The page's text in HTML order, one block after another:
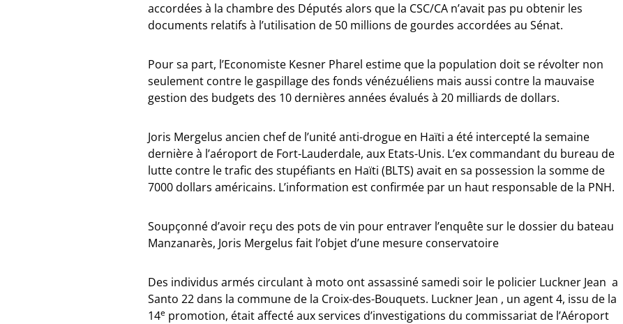
accordées à la chambre des Députés alors que la CSC/CA n’avait pas pu obtenir les
documents relatifs à l’utilisation de 50 millions de gourdes accordées au Sénat.
Pour sa part, l’Economiste Kesner Pharel estime que la population doit se révolter non
seulement contre le gaspillage des fonds vénézuéliens mais aussi contre la mauvaise
gestion des budgets des 10 dernières années évalués à 20 milliards de dollars.
Joris Mergelus ancien chef de l’unité anti-drogue en Haïti a été intercepté la semaine
dernière à l’aéroport de Fort-Lauderdale, aux Etats-Unis. L’ex commandant du bureau de
lutte contre le trafic des stupéfiants en Haïti (BLTS) avait en sa possession la somme de
7000 dollars américains. L’information est confirmée par un haut responsable de la PNH.
Soupçonné d’avoir reçu des pots de vin pour entraver l’enquête sur le dossier du bateau
Manzanarès, Joris Mergelus fait l’objet d’une mesure conservatoire
Des individus armés circulant à moto ont assassiné samedi soir le policier Luckner Jean a
Santo 22 dans la commune de la Croix-des-Bouquets. Luckner Jean , un agent 4, issu de la
14e promotion, était affecté aux services d’investigations du commissariat de l’Aéroport